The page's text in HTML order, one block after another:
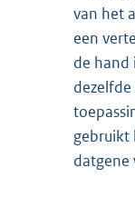
van het
een
de hand
gebruikt